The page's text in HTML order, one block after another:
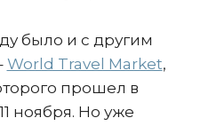
было и с другим
World Travel Market,
прошел в
ноября. Но уже